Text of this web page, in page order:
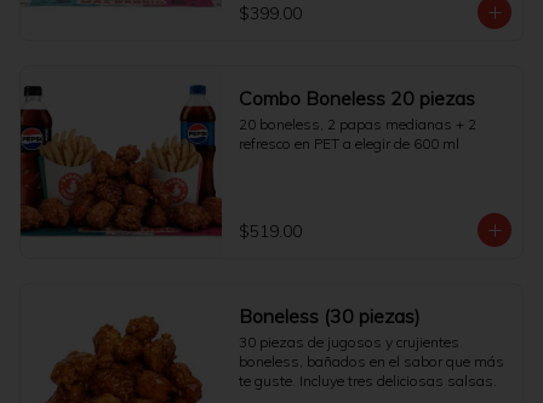
$399.00
Combo Boneless 20 piezas
20 boneless, 2 papas medianas + 2
refresco en PET a elegir de 600 ml
$519.00
Boneless (30 piezas)
30 piezas de jugosos y crujientes
boneless, bañados en el sabor que más
te guste. Incluye tres deliciosas salsas.